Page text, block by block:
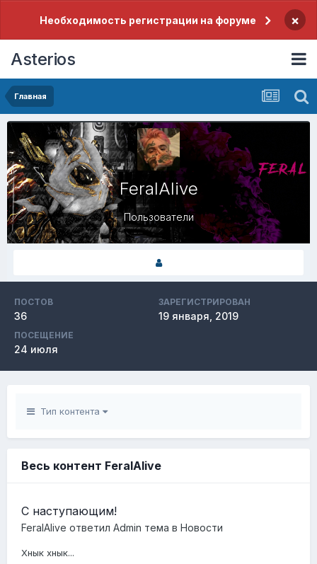
Необходимость регистрации на форуме ×
Asterios
Главная
FeralAlive
Пользователи
ПОСТОВ
36
ЗАРЕГИСТРИРОВАН
19 января, 2019
ПОСЕЩЕНИЕ
24 июля
Тип контента
Весь контент FeralAlive
С наступающим!
FeralAlive ответил Admin тема в Новости
Хнык хнык...